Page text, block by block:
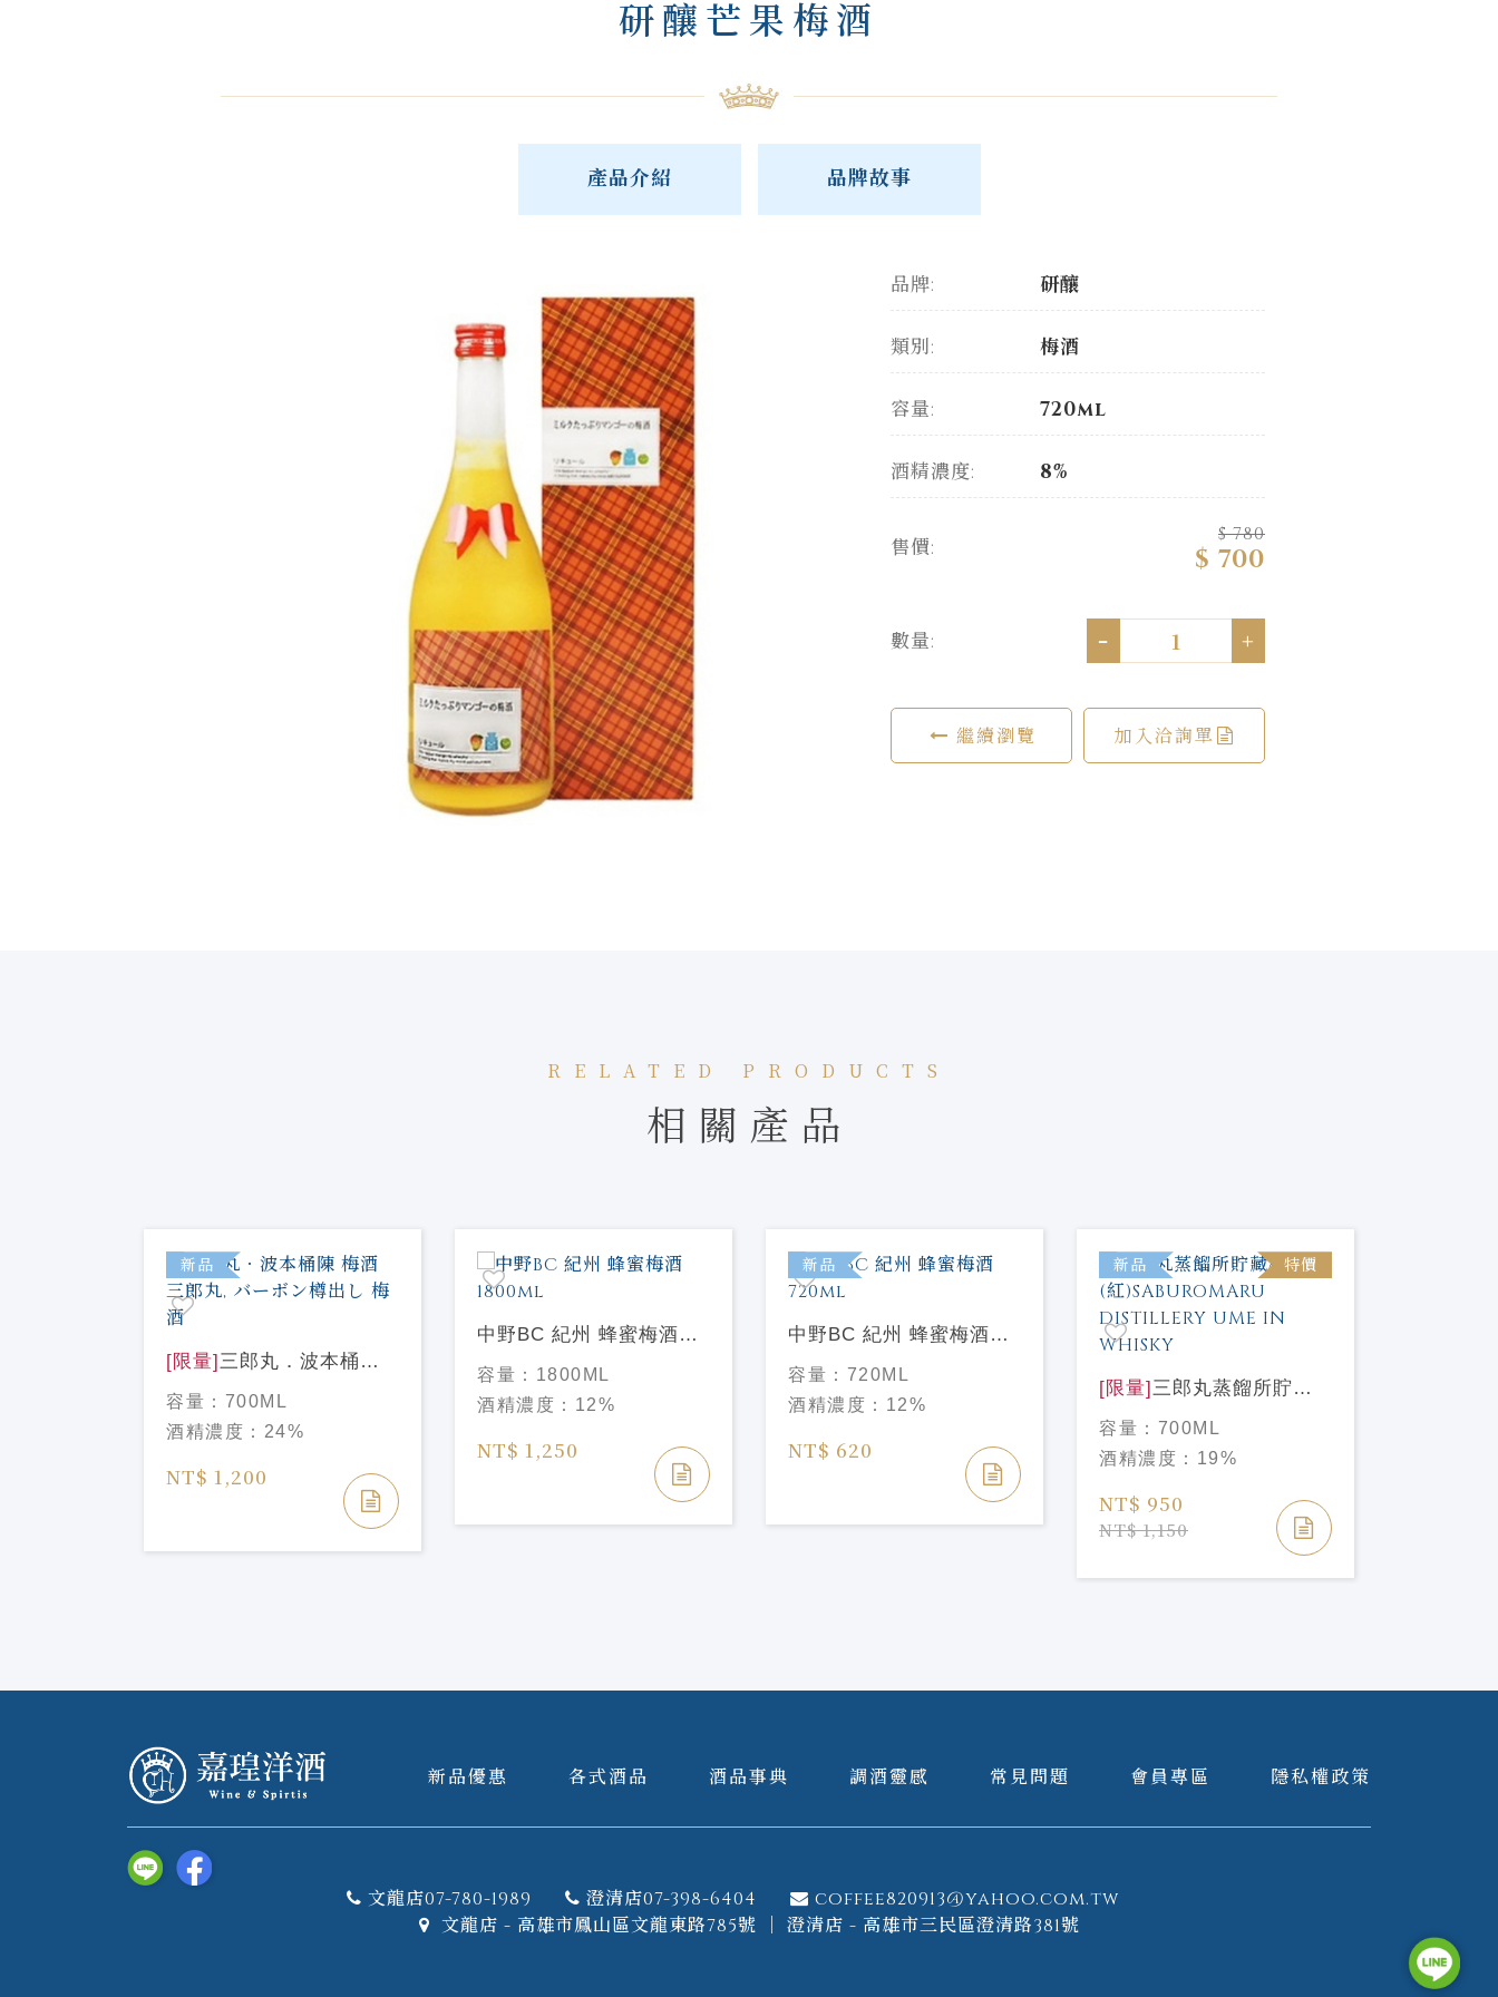
研釀芒果梅酒
產品介紹 品牌故事
品牌: 研釀
類別: 梅酒
容量: 720ml
酒精濃度: 8%
售價:
$ 780
$ 700
數量: - +
繼續瀏覽 加入洽詢單
RELATED PRODUCTS
相關產品
新品
[限量] 三郎丸．波本桶陳
梅酒 三郎丸, バーボン樽
出し 梅酒
容量： 700ML
酒精濃度： 24%
NT$ 1,200
中野BC 紀州 蜂蜜梅酒
1800ml
容量： 1800ML
酒精濃度： 12%
NT$ 1,250
新品
中野BC 紀州 蜂蜜梅酒
720ml
容量： 720ML
酒精濃度： 12%
NT$ 620
新品 特價
[限量] 三郎丸蒸餾所貯藏
梅酒(紅)SABUROMARU
DISTILLERY UME IN
WHISKY
容量： 700ML
酒精濃度： 19%
NT$ 950
NT$ 1,150
新品優惠 各式酒品 酒品事典 調酒靈感 常見問題 會員專區 隱私權政策
文龍店07-780-1989 澄清店07-398-6404
coffee820913@yahoo.com.tw
文龍店 - 高雄市鳳山區文龍東路785號 ｜ 澄清店 - 高雄市三民區澄清路381號